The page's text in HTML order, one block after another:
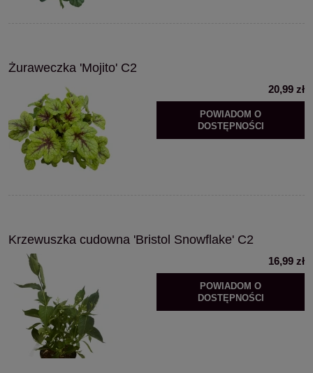
Żuraweczka 'Mojito' C2
20,99 zł
POWIADOM O
DOSTĘPNOŚCI
Krzewuszka cudowna 'Bristol Snowflake' C2
16,99 zł
POWIADOM O
DOSTĘPNOŚCI